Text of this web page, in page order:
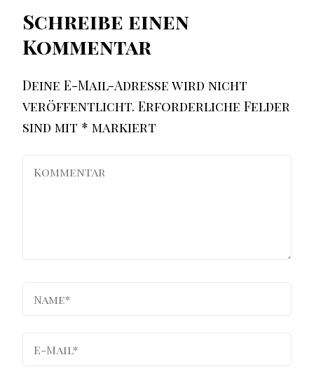
Schreibe einen
Kommentar
Deine E-Mail-Adresse wird nicht
veröffentlicht. Erforderliche Felder
sind mit * markiert